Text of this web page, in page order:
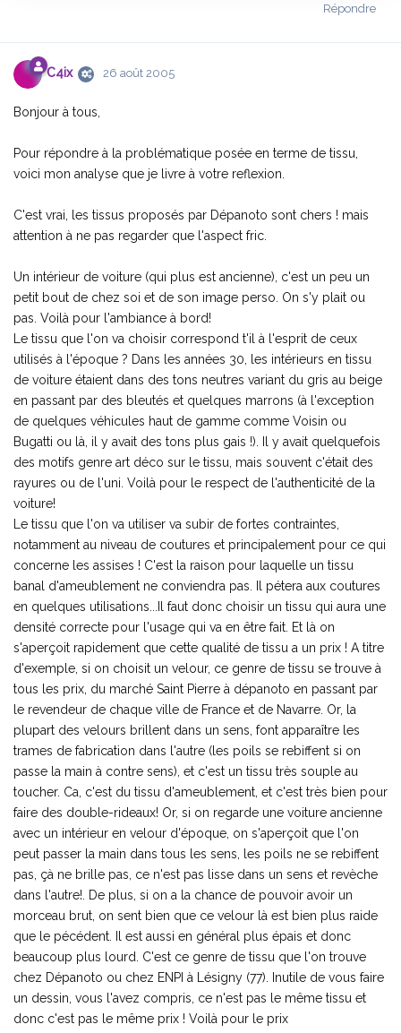
Répondre
C4ix 26 août 2005
Bonjour à tous,
Pour répondre à la problématique posée en terme de tissu,
voici mon analyse que je livre à votre reflexion.
C'est vrai, les tissus proposés par Dépanoto sont chers ! mais
attention à ne pas regarder que l'aspect fric.
Un intérieur de voiture (qui plus est ancienne), c'est un peu un
petit bout de chez soi et de son image perso. On s'y plait ou
pas. Voilà pour l'ambiance à bord!
Le tissu que l'on va choisir correspond t'il à l'esprit de ceux
utilisés à l'époque ? Dans les années 30, les intérieurs en tissu
de voiture étaient dans des tons neutres variant du gris au beige
en passant par des bleutés et quelques marrons (à l'exception
de quelques véhicules haut de gamme comme Voisin ou
Bugatti ou là, il y avait des tons plus gais !). Il y avait quelquefois
des motifs genre art déco sur le tissu, mais souvent c'était des
rayures ou de l'uni. Voilà pour le respect de l'authenticité de la
voiture!
Le tissu que l'on va utiliser va subir de fortes contraintes,
notamment au niveau de coutures et principalement pour ce qui
concerne les assises ! C'est la raison pour laquelle un tissu
banal d'ameublement ne conviendra pas. Il pétera aux coutures
en quelques utilisations...Il faut donc choisir un tissu qui aura une
densité correcte pour l'usage qui va en être fait. Et là on
s'aperçoit rapidement que cette qualité de tissu a un prix ! A titre
d'exemple, si on choisit un velour, ce genre de tissu se trouve à
tous les prix, du marché Saint Pierre à dépanoto en passant par
le revendeur de chaque ville de France et de Navarre. Or, la
plupart des velours brillent dans un sens, font apparaître les
trames de fabrication dans l'autre (les poils se rebiffent si on
passe la main à contre sens), et c'est un tissu très souple au
toucher. Ca, c'est du tissu d'ameublement, et c'est très bien pour
faire des double-rideaux! Or, si on regarde une voiture ancienne
avec un intérieur en velour d'époque, on s'aperçoit que l'on
peut passer la main dans tous les sens, les poils ne se rebiffent
pas, çà ne brille pas, ce n'est pas lisse dans un sens et revèche
dans l'autre!. De plus, si on a la chance de pouvoir avoir un
morceau brut, on sent bien que ce velour là est bien plus raide
que le pécédent. Il est aussi en général plus épais et donc
beaucoup plus lourd. C'est ce genre de tissu que l'on trouve
chez Dépanoto ou chez ENPI à Lésigny (77). Inutile de vous faire
un dessin, vous l'avez compris, ce n'est pas le même tissu et
donc c'est pas le même prix ! Voilà pour le prix